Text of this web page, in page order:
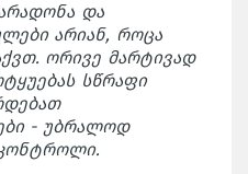
და
არიან, როცა
ორივე მარტივად
სწრაფი
- უბრალოდ